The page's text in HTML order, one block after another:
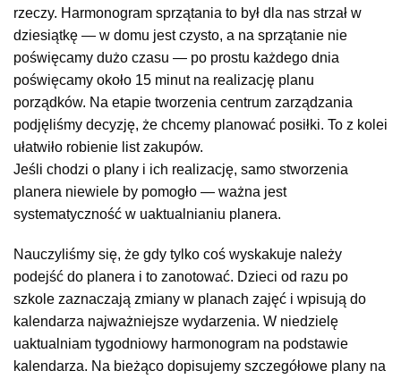
rzeczy. Harmonogram sprzątania to był dla nas strzał w
dziesiątkę — w domu jest czysto, a na sprzątanie nie
poświęcamy dużo czasu — po prostu każdego dnia
poświęcamy około 15 minut na realizację planu
porządków. Na etapie tworzenia centrum zarządzania
podjęliśmy decyzję, że chcemy planować posiłki. To z kolei
ułatwiło robienie list zakupów.
Jeśli chodzi o plany i ich realizację, samo stworzenia
planera niewiele by pomogło — ważna jest
systematyczność w uaktualnianiu planera.
Nauczyliśmy się, że gdy tylko coś wyskakuje należy
podejść do planera i to zanotować. Dzieci od razu po
szkole zaznaczają zmiany w planach zajęć i wpisują do
kalendarza najważniejsze wydarzenia. W niedzielę
uaktualniam tygodniowy harmonogram na podstawie
kalendarza. Na bieżąco dopisujemy szczegółowe plany na